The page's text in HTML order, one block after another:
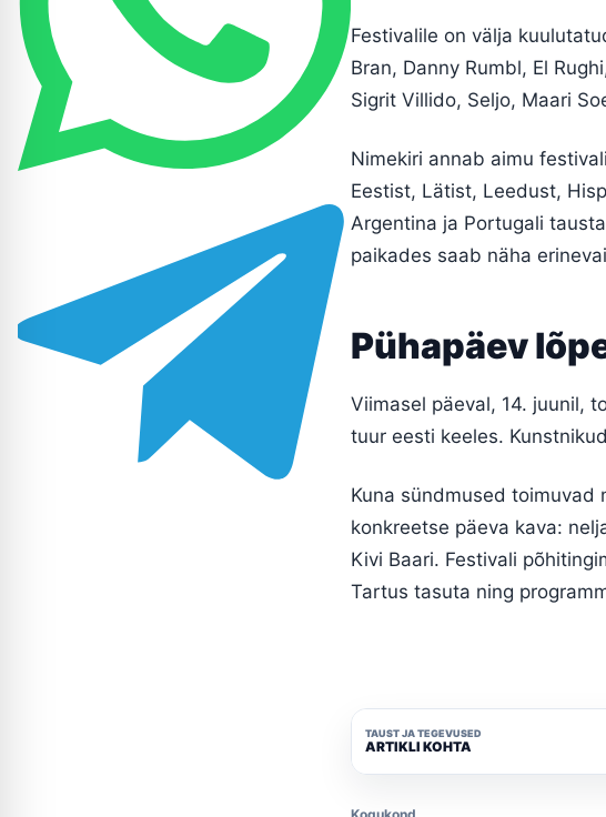
Festivalile on välja
Bran, Danny Rumbl, El
Sigrit Villido, Seljo, Maari
Nimekiri annab aimu
Eestist, Lätist, Leedust,
Argentina ja Portugali
paikades saab näha
Pühapäev
Viimasel päeval, 14. juunil,
tuur eesti keeles.
Kuna sündmused toimuvad
konkreetse päeva kava:
Kivi Baari. Festivali
Tartus tasuta ning
TAUST JA TEGEVUSED
ARTIKLI KOHTA